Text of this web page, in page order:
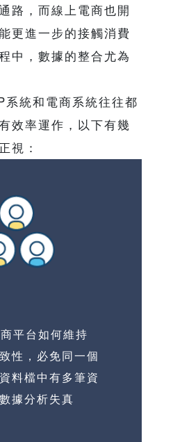
路，而線上電商也開
更進一步的接觸消費
中，數據的整合尤為
統和電商系統往往都
效率運作，以下有幾
視：
平台如何維持
性，必免同一個
料檔中有多筆資
據分析失真